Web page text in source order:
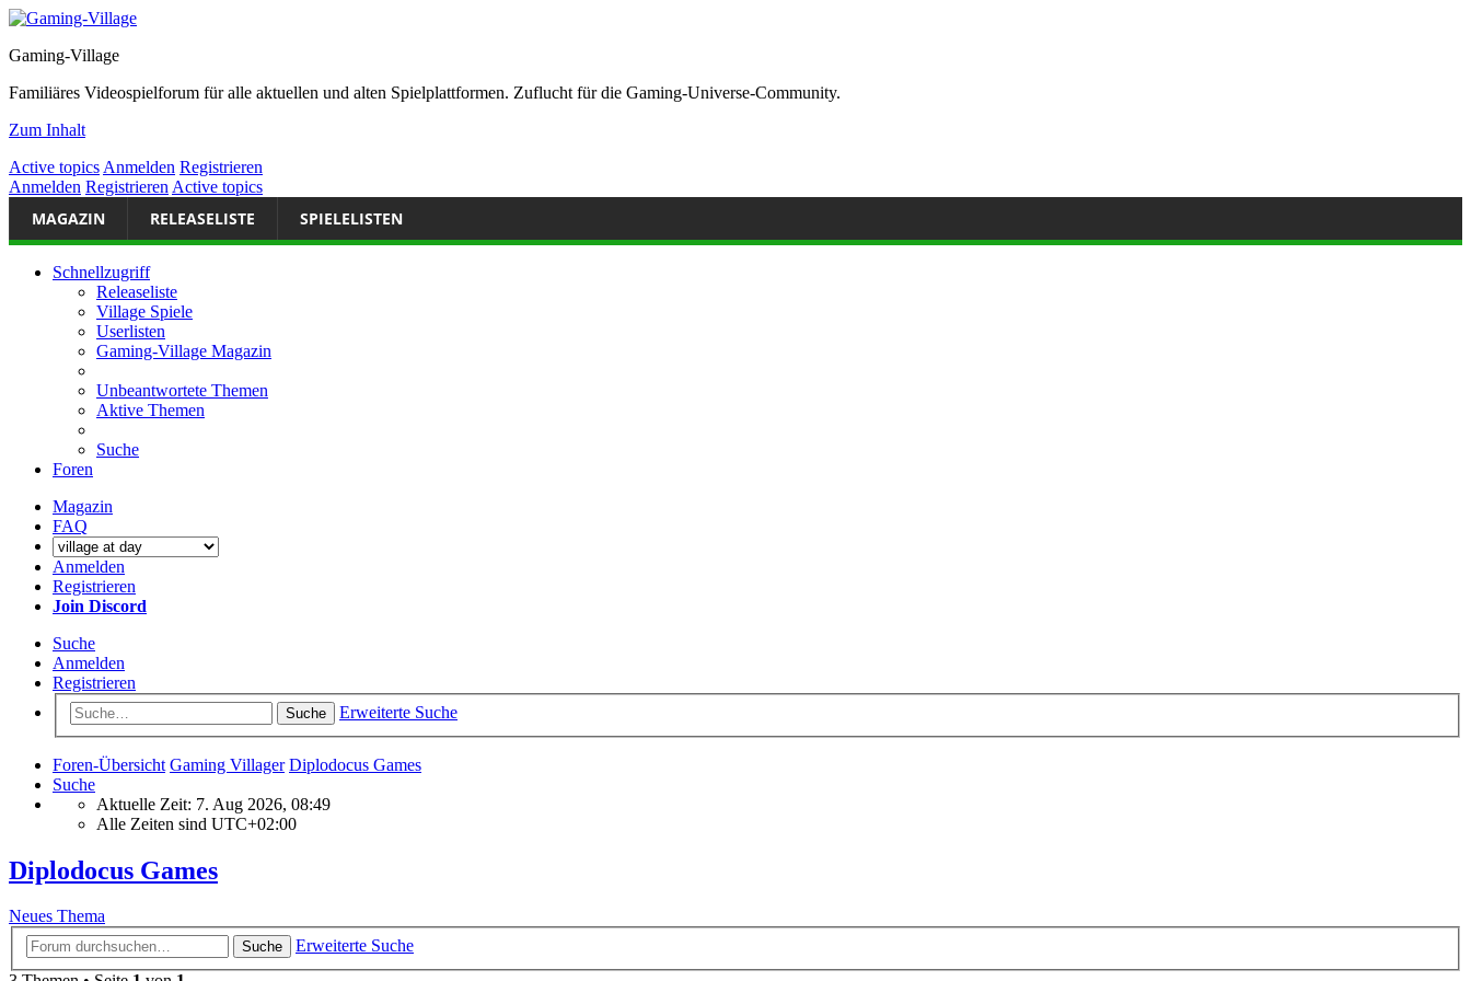
Gaming-Village
Familiäres Videospielforum für alle aktuellen und alten Spielplattformen. Zuflucht für die Gaming-Universe-Community.
Zum Inhalt
Active topics Anmelden Registrieren
Anmelden Registrieren Active topics
MAGAZIN RELEASELISTE SPIELELISTEN
Schnellzugriff
Releaseliste
Village Spiele
Userlisten
Gaming-Village Magazin
Unbeantwortete Themen
Aktive Themen
Suche
Foren
Magazin
FAQ
Anmelden
Registrieren
Join Discord
Suche
Anmelden
Registrieren
Suche Erweiterte Suche
Foren-Übersicht Gaming Villager Diplodocus Games
Suche
Aktuelle Zeit: 7. Aug 2026, 08:49
Alle Zeiten sind UTC+02:00
Diplodocus Games
Neues Thema
Suche
Erweiterte Suche